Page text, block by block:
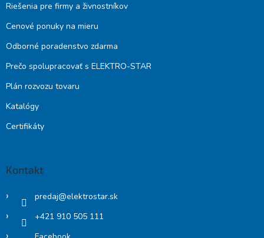
Riešenia pre firmy a živnostníkov
Cenové ponuky na mieru
Odborné poradenstvo zdarma
Prečo spolupracovať s ELEKTRO-STAR
Plán rozvozu tovaru
Katalógy
Certifikáty
Kontakt
predaj@elektrostar.sk
+421 910 505 111